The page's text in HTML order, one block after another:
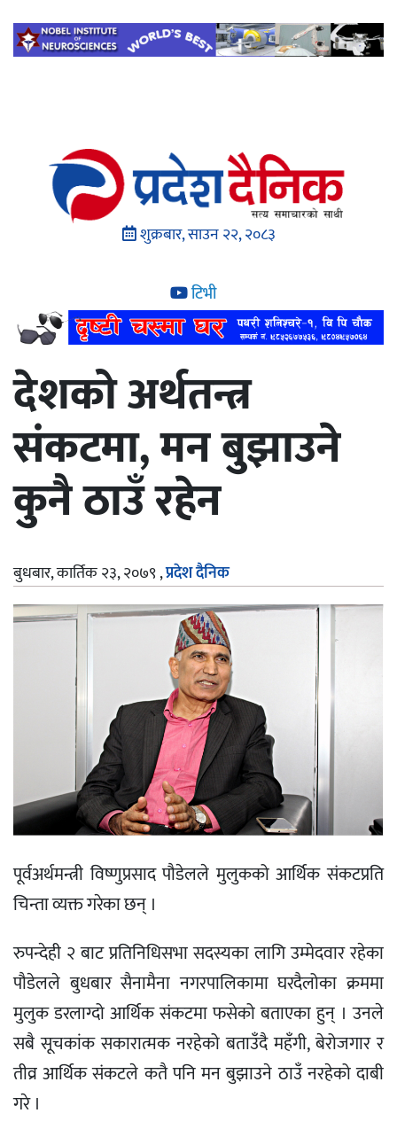
शुक्रबार, साउन २२, २०८३
टिभी
देशको अर्थतन्त्र
संकटमा, मन बुझाउने
कुनै ठाउँ रहेन
बुधबार, कार्तिक २३, २०७९,प्रदेश दैनिक
पूर्वअर्थमन्त्री विष्णुप्रसाद पौडेलले मुलुकको आर्थिक संकटप्रति
चिन्ता व्यक्त गरेका छन् ।
रुपन्देही २ बाट प्रतिनिधिसभा सदस्यका लागि उम्मेदवार रहेका
पौडेलले बुधबार सैनामैना नगरपालिकामा घरदैलोका क्रममा
मुलुक डरलाग्दो आर्थिक संकटमा फसेको बताएका हुन् । उनले
सबै सूचकांक सकारात्मक नरहेको बताउँदै महँगी, बेरोजगार र
तीव्र आर्थिक संकटले कतै पनि मन बुझाउने ठाउँ नरहेको दाबी
गरे ।